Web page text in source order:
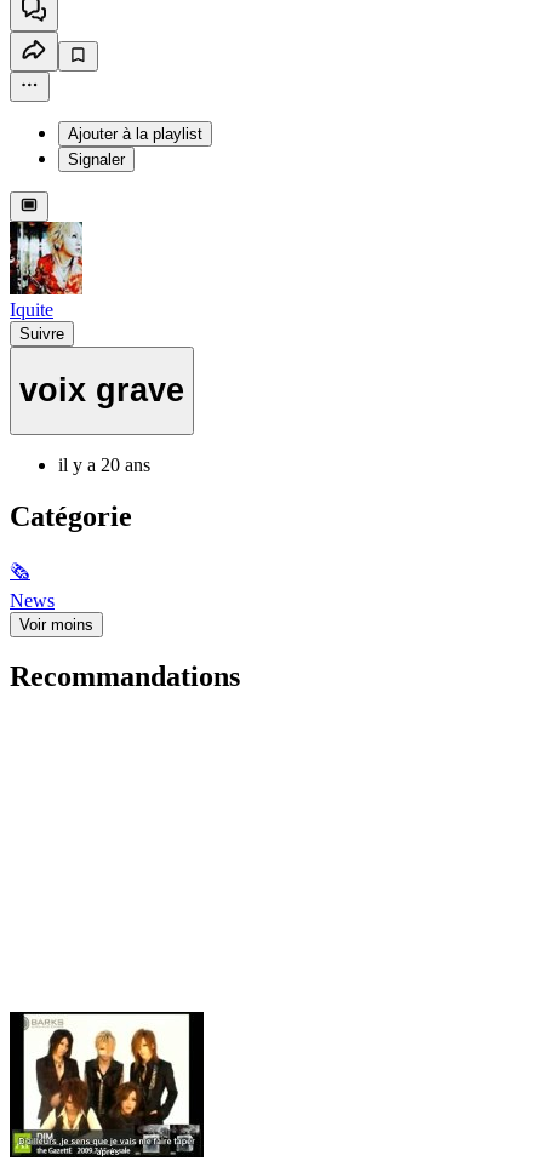
Ajouter à la playlist
Signaler
Iquite
Suivre
voix grave
il y a 20 ans
Catégorie
🗞
News
Voir moins
Recommandations